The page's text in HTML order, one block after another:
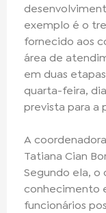
exemplo é o
fornecido aos
área de
em duas
quarta-feira,
prevista para a
A
Tatiana Cian
Segundo ela,
conhecimento
funcionários